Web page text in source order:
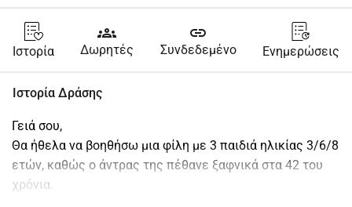
Ιστορία
groups
Δωρητές
link
Συνδεδεμένο Ενημερώσεις
Ιστορία Δράσης
Γειά σου,
Θα ήθελα να βοηθήσω μια φίλη με 3 παιδιά ηλικίας 3/6/8
ετών, καθώς ο άντρας της πέθανε ξαφνικά στα 42 του
χρόνια.